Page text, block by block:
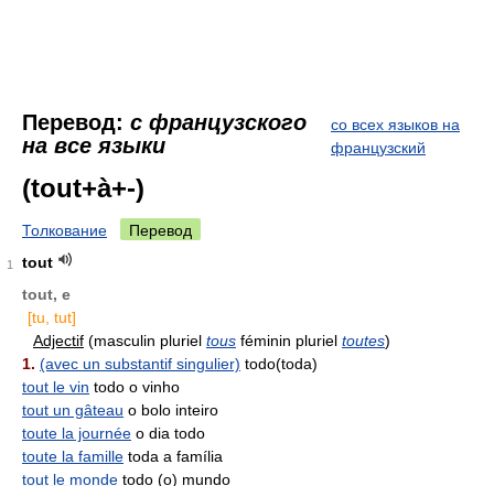
Перевод: с французского
на все языки
со всех языков на
французский
(tout+à+-)
Толкование Перевод
1
tout
tout, e
[tu, tut]
Adjectif (masculin pluriel tous féminin pluriel toutes)
1. (avec un substantif singulier) todo(toda)
tout le vin todo o vinho
tout un gâteau o bolo inteiro
toute la journée o dia todo
toute la famille toda a família
tout le monde todo (o) mundo